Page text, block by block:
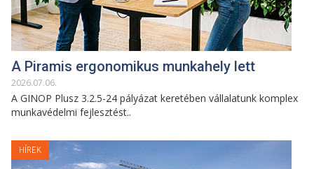
A Piramis ergonomikus munkahely lett
2026.07.06.
A GINOP Plusz 3.2.5-24 pályázat keretében vállalatunk komplex
munkavédelmi fejlesztést..
HÍREK